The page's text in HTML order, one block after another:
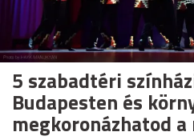
5 szabadtéri
Budapesten és
megkoronázhatod